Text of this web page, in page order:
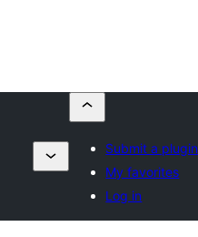
Submit a plugin
My favorites
Log in